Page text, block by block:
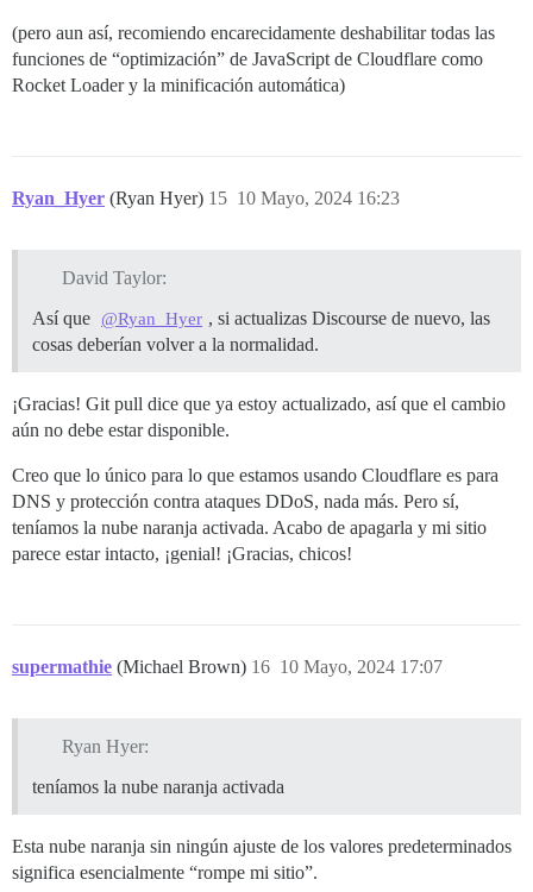
(pero aun así, recomiendo encarecidamente deshabilitar todas las
funciones de “optimización” de JavaScript de Cloudflare como
Rocket Loader y la minificación automática)
Ryan_Hyer (Ryan Hyer) 10 Mayo, 2024 16:23
15
David Taylor:
Así que @Ryan_Hyer , si actualizas Discourse de nuevo, las
cosas deberían volver a la normalidad.
¡Gracias! Git pull dice que ya estoy actualizado, así que el cambio
aún no debe estar disponible.
Creo que lo único para lo que estamos usando Cloudflare es para
DNS y protección contra ataques DDoS, nada más. Pero sí,
teníamos la nube naranja activada. Acabo de apagarla y mi sitio
parece estar intacto, ¡genial! ¡Gracias, chicos!
supermathie (Michael Brown) 10 Mayo, 2024 17:07
16
Ryan Hyer:
teníamos la nube naranja activada
Esta nube naranja sin ningún ajuste de los valores predeterminados
significa esencialmente “rompe mi sitio”.